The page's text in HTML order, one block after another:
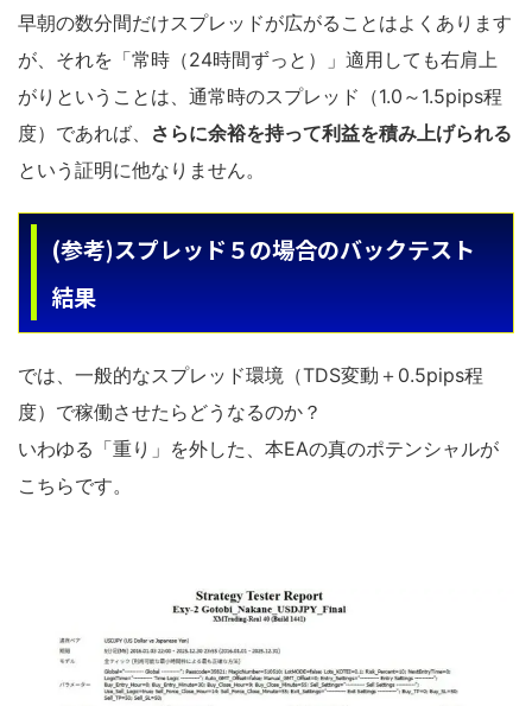
早朝の数分間だけスプレッドが広がることはよくあります
が、それを「常時（24時間ずっと）」適用しても右肩上
がりということは、通常時のスプレッド（1.0～1.5pips程
度）であれば、 さらに余裕を持って利益を積み上げられる
という証明に他なりません。
(参考)スプレッド５の場合のバックテスト
結果
では、一般的なスプレッド環境（TDS変動＋0.5pips程
度）で稼働させたらどうなるのか？
いわゆる「重り」を外した、本EAの真のポテンシャルが
こちらです。